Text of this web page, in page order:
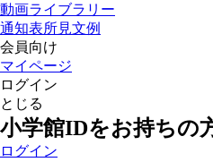
動画ライブラリー
通知表所見文例
会員向け
マイページ
ログイン
とじる
小学館IDをお持ちの
ログイン